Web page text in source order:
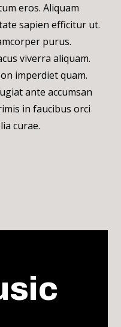
eros. Aliquam
sapien efficitur ut.
purus.
viverra aliquam.
imperdiet quam.
ante accumsan
in faucibus orci
curae.